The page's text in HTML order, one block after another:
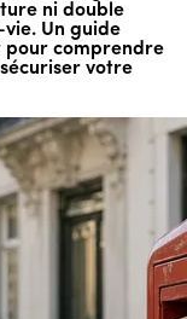
ni double
Un guide
pour comprendre
votre